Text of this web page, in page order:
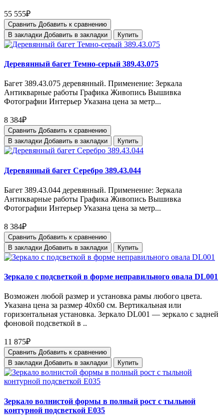
55 555₽
Сравнить Добавить к сравнению
В закладки Добавить в закладки Купить
Деревянный багет Темно-серый 389.43.075
Багет 389.43.075 деревянный. Применение: Зеркала
Антикварные работы Графика Живопись Вышивка
Фотографии Интерьер Указана цена за метр...
8 384₽
Сравнить Добавить к сравнению
В закладки Добавить в закладки Купить
Деревянный багет Серебро 389.43.044
Багет 389.43.044 деревянный. Применение: Зеркала
Антикварные работы Графика Живопись Вышивка
Фотографии Интерьер Указана цена за метр...
8 384₽
Сравнить Добавить к сравнению
В закладки Добавить в закладки Купить
Зеркало с подсветкой в форме неправильного овала DL001
Возможен любой размер и установка рамы любого цвета.
Указана цена за размер 40х60 см. Вертикальная или
горизонтальная установка. Зеркало DL001 — зеркало с задней
фоновой подсветкой в ..
11 875₽
Сравнить Добавить к сравнению
В закладки Добавить в закладки Купить
Зеркало волнистой формы в полный рост с тыльной
контурной подсветкой E035